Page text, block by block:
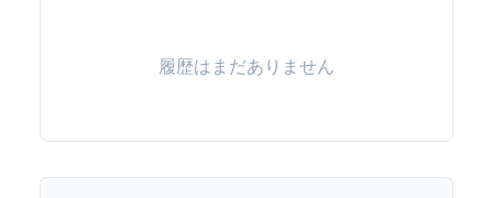
履歴はまだありません